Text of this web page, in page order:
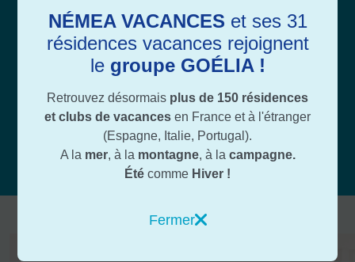
NÉMEA VACANCES et ses 31
résidences vacances rejoignent
le groupe GOÉLIA !
Retrouvez désormais plus de 150 résidences
et clubs de vacances en France et à l'étranger
(Espagne, Italie, Portugal).
A la mer, à la montagne, à la campagne.
Été comme Hiver !
Fermer
Goélia, service CSE
114 allée des Champs Elysées
91042 EVRY Cedex